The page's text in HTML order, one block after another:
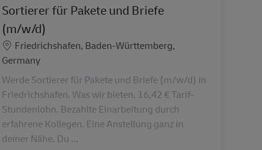
Sortierer für Pakete und Briefe
(m/w/d)
Localização
Friedrichshafen, Baden-Württemberg,
Germany
Werde Sortierer für Pakete und Briefe (m/w/d) in
Friedrichshafen. Was wir bieten. 16,42 € Tarif-
Stundenlohn. Bezahlte Einarbeitung durch
erfahrene Kollegen. Eine Anstellung ganz in
deiner Nähe. Du ...